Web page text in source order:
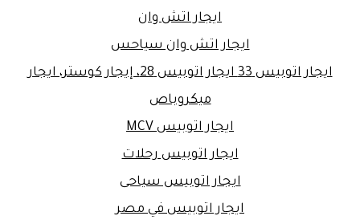
ايجار اتش وان
ايجار اتش وان سياحس
ايجار اتوبيس 33 ايجار اتوبيس 28، إيجار كوستر، ايجار
ميكروباص
ايجار اتوبيس MCV
ايجار اتوبيس رحلات
ايجار اتوبيس سياحى
ايجار اتوبيس في مصر